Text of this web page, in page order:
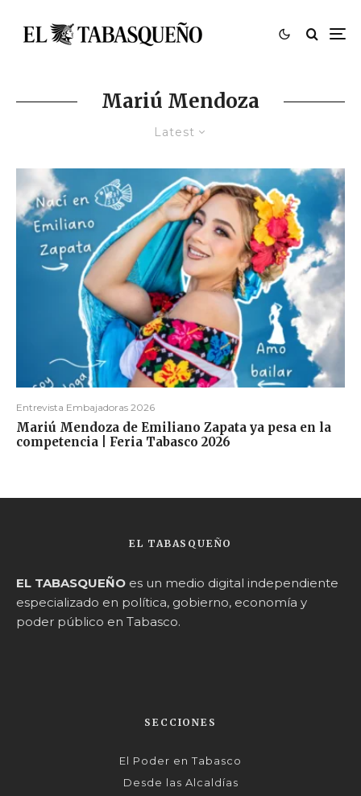
Mariú Mendoza
Latest
Entrevista Embajadoras 2026
Mariú Mendoza de Emiliano Zapata ya pesa en la
competencia | Feria Tabasco 2026
EL TABASQUEÑO
EL TABASQUEÑO es un medio digital independiente
especializado en política, gobierno, economía y
poder público en Tabasco.
SECCIONES
El Poder en Tabasco
Desde las Alcaldías